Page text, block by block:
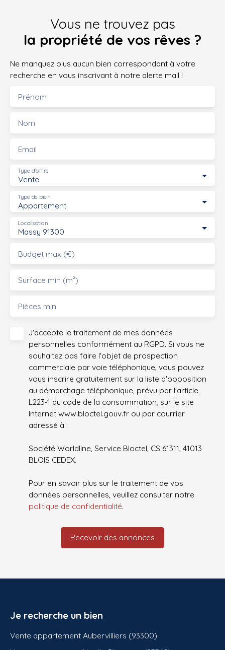
Vous ne trouvez pas
la propriété de vos rêves ?
Ne manquez plus aucun bien correspondant à votre
recherche en vous inscrivant à notre alerte mail !
Prénom
Nom
Email
Vente
Type d'offre
Appartement
Type de bien
Massy 91300
Localisation
Budget max (€)
Surface min (m²)
Pièces min
J'accepte le traitement de mes données
personnelles conformément au RGPD. Si vous ne
souhaitez pas faire l'objet de prospection
commerciale par voie téléphonique, vous pouvez
vous inscrire gratuitement sur la liste d'opposition
au démarchage téléphonique, prévu par l'article
L223-1 du code de la consommation, sur le site
Internet www.bloctel.gouv.fr ou par courrier
adressé à :
Société Worldline, Service Bloctel, CS 61311, 41013
BLOIS CEDEX.
Pour en savoir plus sur le traitement de vos
données personnelles, veuillez consulter notre
politique de confidentialité.
Recevoir des annonces
Je recherche un bien
Vente appartement Aubervilliers (93300)